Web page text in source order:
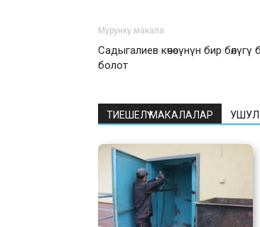
Мурунку макала
Садыгалиев көчөсүнүн бир бөлүгү
болот
ТИЕШЕЛҮҮ МАКАЛАЛАР УШУЛ